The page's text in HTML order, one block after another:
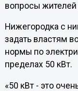
вопросы жителей
Нижегородка с
задать властям
нормы по
пределах 50 кВт.
«50 кВт - это